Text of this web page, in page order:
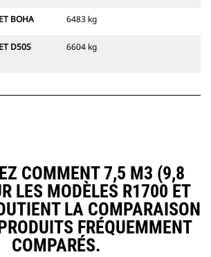
BOHA 6483 kg
D50S
6604 kg
COMMENT 7,5 M3 (9,8
LES MODÈLES R1700 ET
LA COMPARAISON
FRÉQUEMMENT
COMPARÉS.